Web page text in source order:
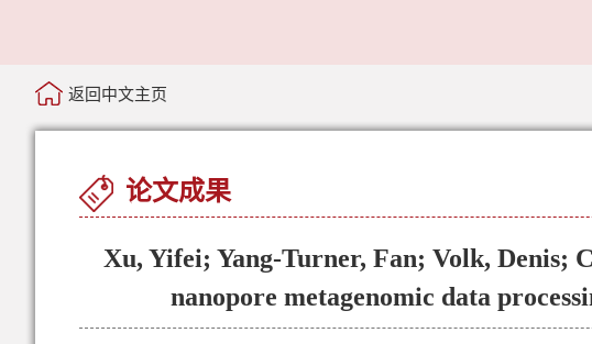
返回中文主页
论文成果
Xu, Yifei; Yang-Turner, Fan; Volk, Denis;
nanopore metagenomic data